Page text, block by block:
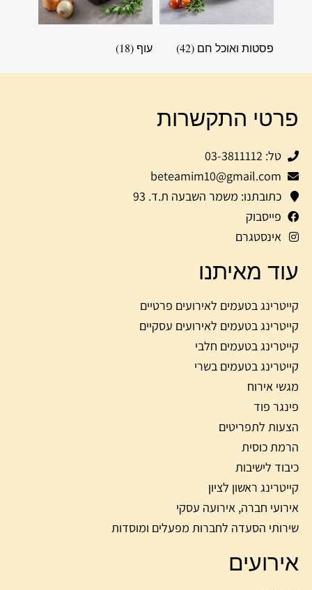
פסטות ואוכל חם (42) עוף (18)
פרטי התקשרות
טל: 03-3811112
beteamim10@gmail.com
כתובתנו: משמר השבעה ת.ד. 93
פייסבוק
אינסטגרם
עוד מאיתנו
קייטרינג בטעמים לאירועים פרטיים
קייטרינג בטעמים לאירועים עסקיים
קייטרינג בטעמים חלבי
קייטרינג בטעמים בשרי
מגשי אירוח
פינגר פוד
הצעות לתפריטים
הרמת כוסית
כיבוד לישיבות
קייטרינג ראשון לציון
אירועי חברה, אירועה עסקי
שירותי הסעדה לחברות מפעלים ומוסדות
אירועים